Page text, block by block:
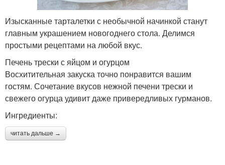
Изысканные тарталетки с необычной начинкой станут
главным украшением новогоднего стола. Делимся
простыми рецептами на любой вкус.
Печень трески с яйцом и огурцом
Восхитительная закуска точно понравится вашим
гостям. Сочетание вкусов нежной печени трески и
свежего огурца удивит даже привередливых гурманов.
Ингредиенты:
читать дальше →